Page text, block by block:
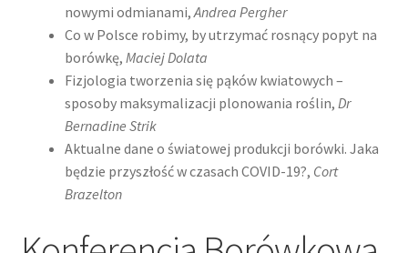
nowymi odmianami,Andrea Pergher
Co w Polsce robimy, by utrzymać rosnący popyt na
borówkę, Maciej Dolata
Fizjologia tworzenia się pąków kwiatowych –
sposoby maksymalizacji plonowania roślin, Dr
Bernadine Strik
Aktualne dane o światowej produkcji borówki. Jaka
będzie przyszłość w czasach COVID-19?, Cort
Brazelton